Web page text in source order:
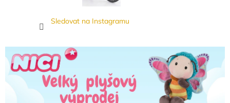
Sledovat na Instagramu